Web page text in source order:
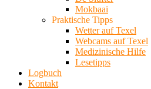
Mokbaai
Praktische Tipps
Wetter auf Texel
Webcams auf Texel
Medizinische Hilfe
Lesetipps
Logbuch
Kontakt